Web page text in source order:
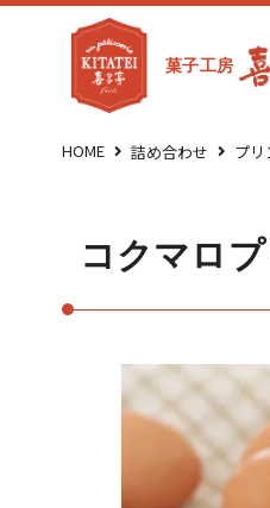
菓子工房
HOME 詰め合わせ プ
コクマロプ